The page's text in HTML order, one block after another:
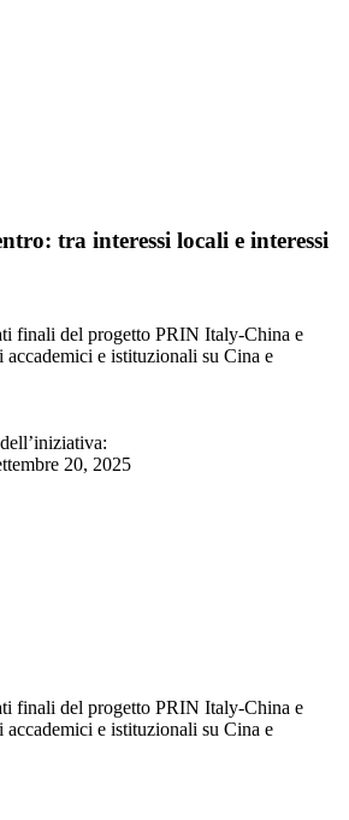
tra interessi locali e interessi
finali del progetto PRIN Italy-China e
accademici e istituzionali su Cina e
20, 2025
finali del progetto PRIN Italy-China e
accademici e istituzionali su Cina e